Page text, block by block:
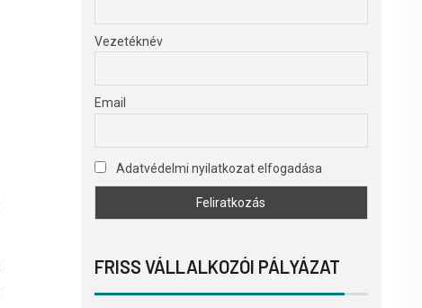
Vezetéknév
Email
Adatvédelmi nyilatkozat elfogadása
FRISS VÁLLALKOZÓI PÁLYÁZAT